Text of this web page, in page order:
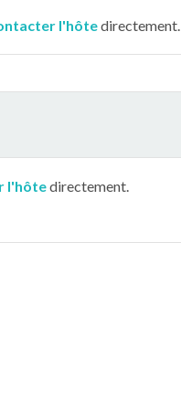
l'hôtedirectement.
l'hôtedirectement.